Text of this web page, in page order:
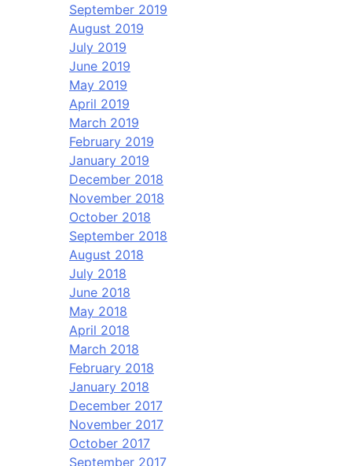
September 2019
August 2019
July 2019
June 2019
May 2019
April 2019
March 2019
February 2019
January 2019
December 2018
November 2018
October 2018
September 2018
August 2018
July 2018
June 2018
May 2018
April 2018
March 2018
February 2018
January 2018
December 2017
November 2017
October 2017
September 2017